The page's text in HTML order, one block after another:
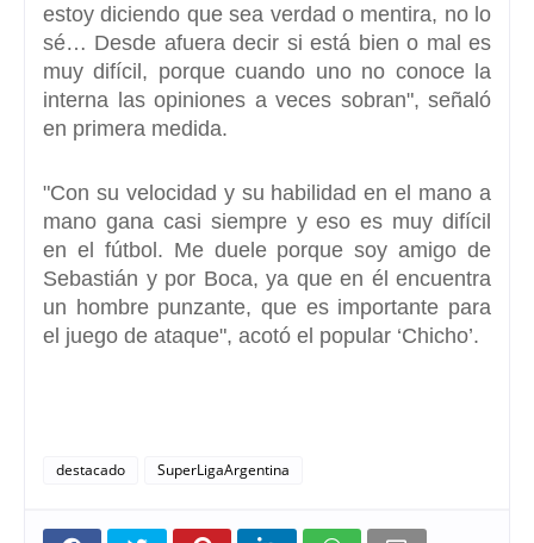
estoy diciendo que sea verdad o mentira, no lo
sé… Desde afuera decir si está bien o mal es
muy difícil, porque cuando uno no conoce la
interna las opiniones a veces sobran", señaló
en primera medida.
"Con su velocidad y su habilidad en el mano a
mano gana casi siempre y eso es muy difícil
en el fútbol. Me duele porque soy amigo de
Sebastián y por Boca, ya que en él encuentra
un hombre punzante, que es importante para
el juego de ataque", acotó el popular ‘Chicho’.
destacado SuperLigaArgentina